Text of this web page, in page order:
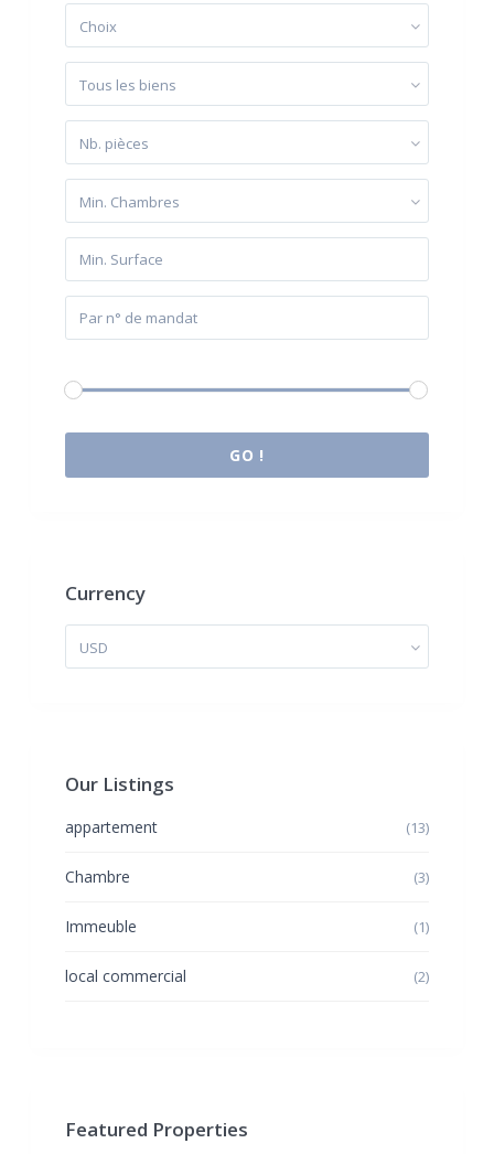
Choix
Tous les biens
Nb. pièces
Min. Chambres
GO !
Currency
USD
Our Listings
appartement (13)
Chambre (3)
Immeuble (1)
local commercial (2)
Featured Properties